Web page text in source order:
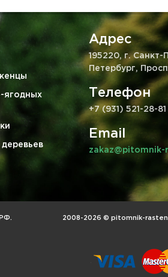
ягодных
Адрес
195220, г. Санкт-
Петербург,
Телефон
+7 (931) 521-28-81
Email
zakaz@pitomnik-
2008-2026 © pitomnik-